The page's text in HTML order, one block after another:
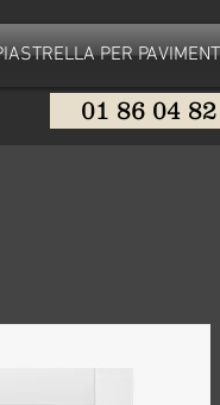
PER
01 86 04